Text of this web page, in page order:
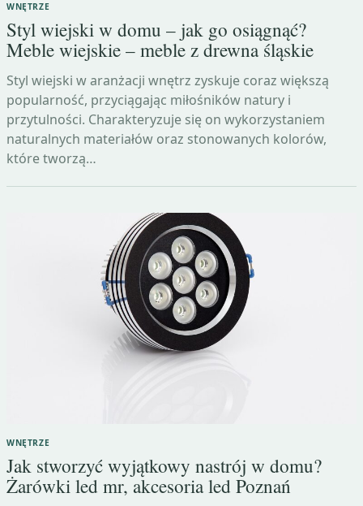
WNĘTRZE
Styl wiejski w domu – jak go osiągnąć?
Meble wiejskie – meble z drewna śląskie
Styl wiejski w aranżacji wnętrz zyskuje coraz większą
popularność, przyciągając miłośników natury i
przytulności. Charakteryzuje się on wykorzystaniem
naturalnych materiałów oraz stonowanych kolorów,
które tworzą…
WNĘTRZE
Jak stworzyć wyjątkowy nastrój w domu?
Żarówki led mr, akcesoria led Poznań